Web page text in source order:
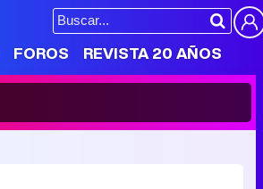
FOROS REVISTA 20 AÑOS